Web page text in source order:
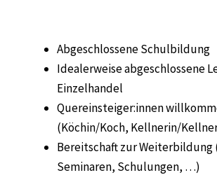
Abgeschlossene Schulbildung
Idealerweise abgeschlossene
Einzelhandel
Quereinsteiger:innen
(Köchin/Koch, Kellnerin/
Bereitschaft zur Weiterbildung
Seminaren, Schulungen, …)